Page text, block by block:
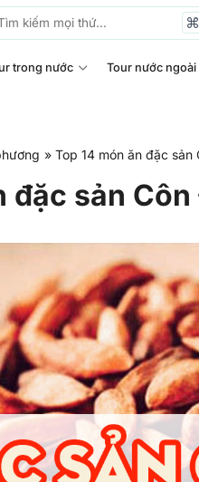
trong nước Tour nước ngoài
» Top 14 món ăn đặc
đặc sản